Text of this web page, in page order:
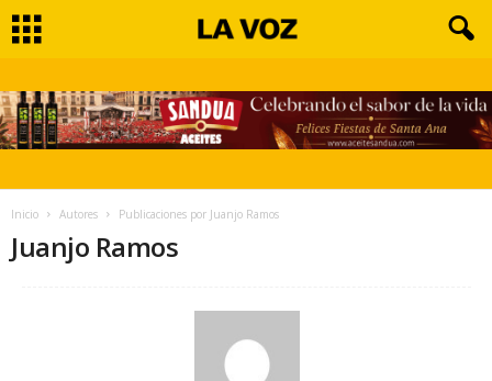
Inicio Autores Publicaciones por Juanjo Ramos
Juanjo Ramos